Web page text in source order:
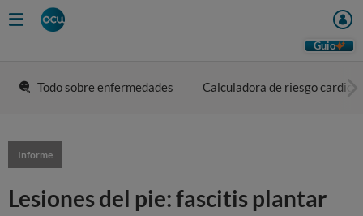
Guio
Todo sobre enfermedades Calculadora de riesgo
Informe
Lesiones del pie: fascitis plantar